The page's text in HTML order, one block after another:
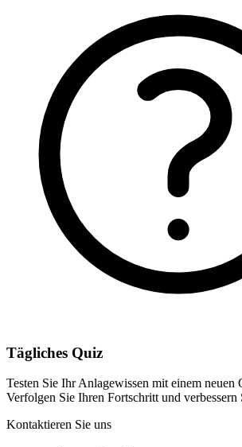
Tägliches Quiz
Testen Sie Ihr Anlagewissen mit einem neuen
Verfolgen Sie Ihren Fortschritt und verbessern
Kontaktieren Sie uns